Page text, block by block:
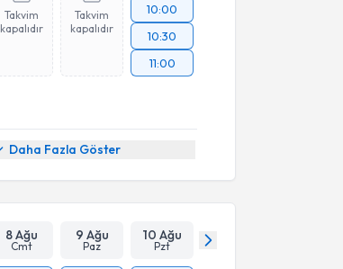
Takvim
kapalıdır
Takvim
kapalıdır
10:00
10:30
11:00
Daha Fazla Göster
8 Ağu
Cmt
9 Ağu
Paz
10 Ağu
Pzt